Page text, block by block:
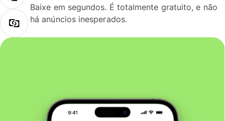
Baixe em segundos. É totalmente gratuito, e não
há anúncios inesperados.